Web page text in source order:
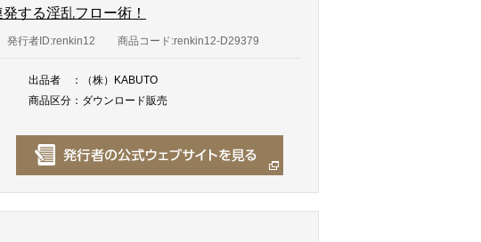
する淫乱フロー術！
発行者ID:renkin12 商品コード:renkin12-D29379
出品者 ：
（株）KABUTO
商品区分 ： ダウンロード販売